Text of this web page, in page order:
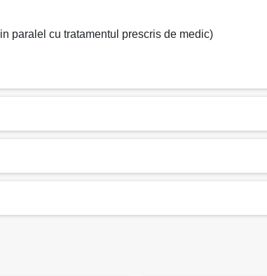
paralel cu tratamentul prescris de medic)